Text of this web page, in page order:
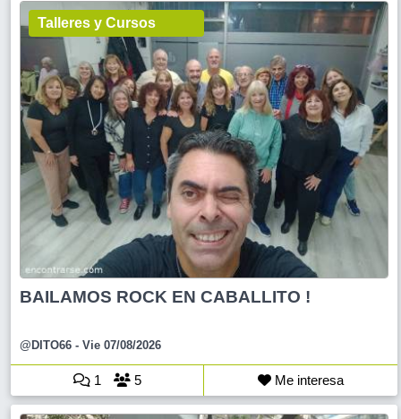
Talleres y Cursos
BAILAMOS ROCK EN CABALLITO !
@DITO66 - Vie 07/08/2026
1 5 Me interesa